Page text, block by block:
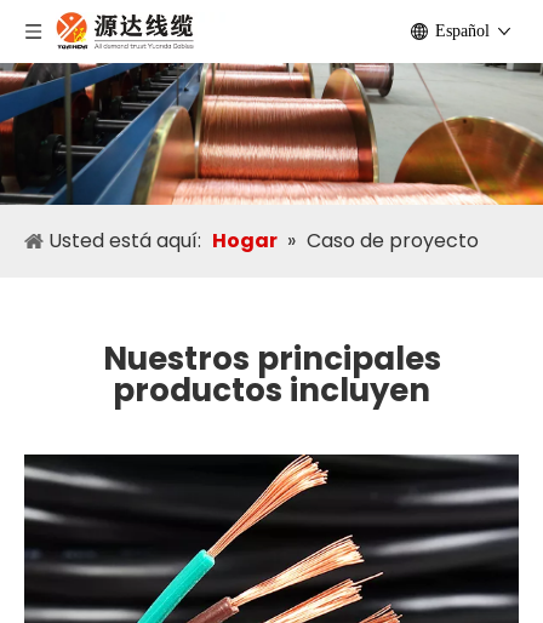
Español
Usted está aquí: Hogar » Caso de proyecto
Nuestros principales
productos incluyen